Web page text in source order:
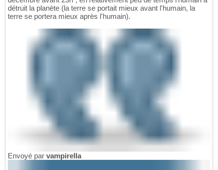
détruit la planète (la terre se portait mieux avant l'humain, la
terre se portera mieux après l'humain).
Envoyé par vampirella